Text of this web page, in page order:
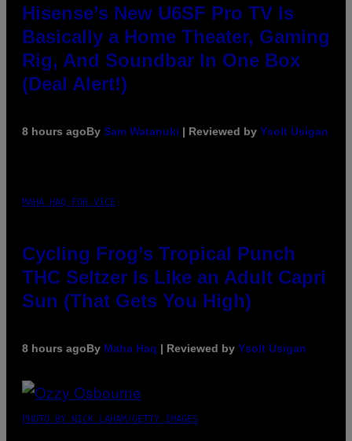
Hisense’s New U6SF Pro TV Is
Basically a Home Theater, Gaming
Rig, And Soundbar In One Box
(Deal Alert!)
8 hours agoBy Sam Watanuki | Reviewed by Ysolt Usigan
MAHA HAQ FOR VICE
Cycling Frog’s Tropical Punch
THC Seltzer Is Like an Adult Capri
Sun (That Gets You High)
8 hours agoBy Maha Haq | Reviewed by Ysolt Usigan
PHOTO BY NICK LAHAM/GETTY IMAGES